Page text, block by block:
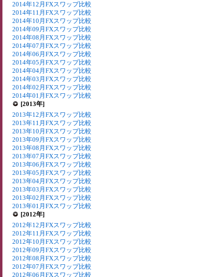
2014年12月FXスワップ比較
2014年11月FXスワップ比較
2014年10月FXスワップ比較
2014年09月FXスワップ比較
2014年08月FXスワップ比較
2014年07月FXスワップ比較
2014年06月FXスワップ比較
2014年05月FXスワップ比較
2014年04月FXスワップ比較
2014年03月FXスワップ比較
2014年02月FXスワップ比較
2014年01月FXスワップ比較
[2013年]
2013年12月FXスワップ比較
2013年11月FXスワップ比較
2013年10月FXスワップ比較
2013年09月FXスワップ比較
2013年08月FXスワップ比較
2013年07月FXスワップ比較
2013年06月FXスワップ比較
2013年05月FXスワップ比較
2013年04月FXスワップ比較
2013年03月FXスワップ比較
2013年02月FXスワップ比較
2013年01月FXスワップ比較
[2012年]
2012年12月FXスワップ比較
2012年11月FXスワップ比較
2012年10月FXスワップ比較
2012年09月FXスワップ比較
2012年08月FXスワップ比較
2012年07月FXスワップ比較
2012年06月FXスワップ比較